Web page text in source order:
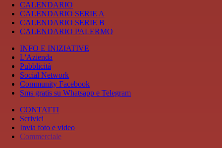
CALENDARIO
CALENDARIO SERIE A
CALENDARIO SERIE B
CALENDARIO PALERMO
INFO E INIZIATIVE
L'Azienda
Pubblicità
Social Network
Community Facebook
Sms gratis su Whatsapp e Telegram
CONTATTI
Scrivici
Invia foto e video
Commerciale